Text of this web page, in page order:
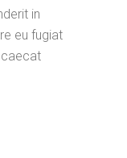
in
eu fugiat